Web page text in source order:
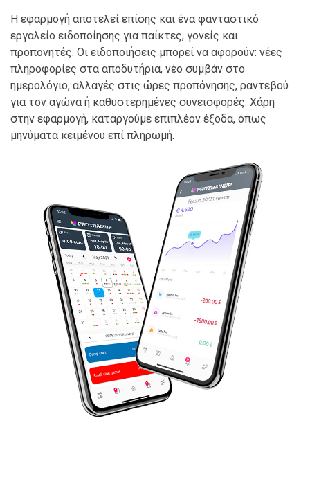
Η εφαρμογή αποτελεί επίσης και ένα φανταστικό
εργαλείο ειδοποίησης για παίκτες, γονείς και
προπονητές. Οι ειδοποιήσεις μπορεί να αφορούν: νέες
πληροφορίες στα αποδυτήρια, νέο συμβάν στο
ημερολόγιο, αλλαγές στις ώρες προπόνησης, ραντεβού
για τον αγώνα ή καθυστερημένες συνεισφορές. Χάρη
στην εφαρμογή, καταργούμε επιπλέον έξοδα, όπως
μηνύματα κειμένου επί πληρωμή.